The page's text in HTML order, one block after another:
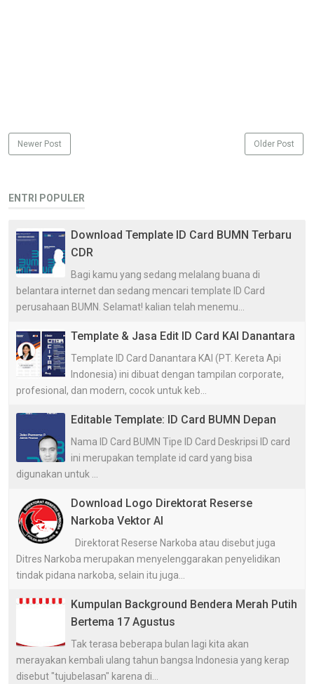
Newer Post Older Post
ENTRI POPULER
Download Template ID Card BUMN Terbaru
CDR
Bagi kamu yang sedang melalang buana di
belantara internet dan sedang mencari template ID Card
perusahaan BUMN. Selamat! kalian telah menemu...
Template & Jasa Edit ID Card KAI Danantara
Template ID Card Danantara KAI (PT. Kereta Api
Indonesia) ini dibuat dengan tampilan corporate,
profesional, dan modern, cocok untuk keb...
Editable Template: ID Card BUMN Depan
Nama ID Card BUMN Tipe ID Card Deskripsi ID card
ini merupakan template id card yang bisa
digunakan untuk ...
Download Logo Direktorat Reserse
Narkoba Vektor AI
Direktorat Reserse Narkoba atau disebut juga
Ditres Narkoba merupakan menyelenggarakan penyelidikan
tindak pidana narkoba, selain itu juga...
Kumpulan Background Bendera Merah Putih
Bertema 17 Agustus
Tak terasa beberapa bulan lagi kita akan
merayakan kembali ulang tahun bangsa Indonesia yang kerap
disebut "tujubelasan" karena di...